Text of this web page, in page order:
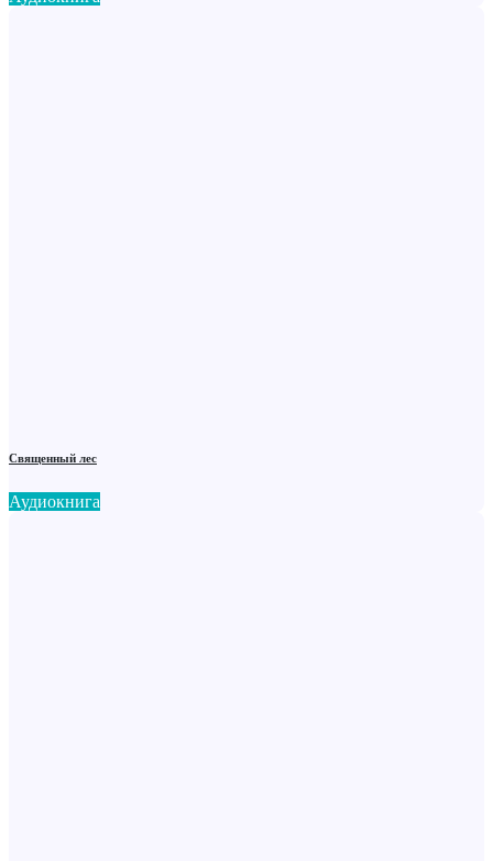
Священный лес
Аудиокнига